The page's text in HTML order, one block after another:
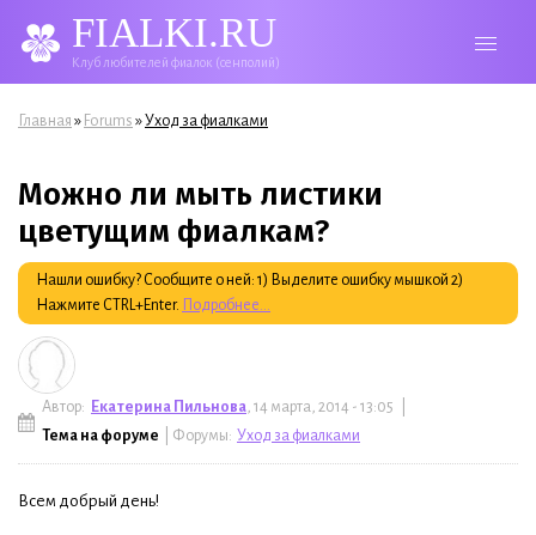
FIALKI.RU
Клуб любителей фиалок (сенполий)
Вы здесь
Главная » Forums »Уход за фиалками
Можно ли мыть листики
цветущим фиалкам?
Нашли ошибку? Сообщите о ней: 1) Выделите ошибку мышкой 2)
Нажмите CTRL+Enter. Подробнее...
Автор: Екатерина Пильнова, 14 марта, 2014 - 13:05 |
Тема на форуме | Форумы: Уход за фиалками
Всем добрый день!